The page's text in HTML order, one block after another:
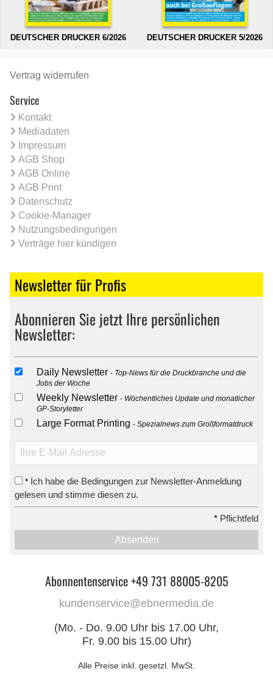
DEUTSCHER DRUCKER 6/2026 DEUTSCHER DRUCKER 5/2026
Vertrag widerrufen
Service
Kontakt
Mediadaten
Impressum
AGB Shop
AGB Online
AGB Print
Datenschutz
Cookie-Manager
Nutzungsbedingungen
Verträge hier kündigen
Newsletter für Profis
Abonnieren Sie jetzt Ihre persönlichen
Newsletter:
Daily Newsletter
Top-News für die Druckbranche und die
Jobs der Woche
Weekly Newsletter
Wöchentliches Update und monatlicher
GP-Storyletter
Large Format Printing Spezialnews zum Großformatdruck
* Ich habe die Bedingungen zur Newsletter-Anmeldung
gelesen und stimme diesen zu.
* Pflichtfeld
Absenden
Abonnentenservice +49 731 88005-8205
kundenservice@ebnermedia.de
(Mo. - Do. 9.00 Uhr bis 17.00 Uhr,
Fr. 9.00 bis 15.00 Uhr)
Alle Preise inkl. gesetzl. MwSt.